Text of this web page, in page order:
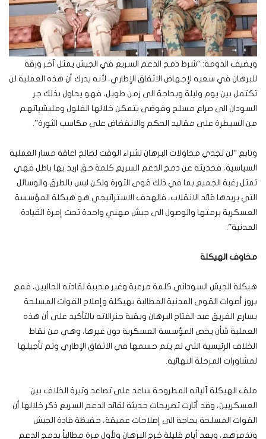
ويضيف الدومة: “شرط دمج الدعم السريع في الجيش يمثل آخر ورقة
للبرهان في سعيه لإجهاض الاتفاق الإطاري، لأنه يدرك أن هذه العملية لن
تكتمل بين يوم وليلة وبحاجة الى زمن طويل، فهو يحاول بذلك جر
السودان الى صراع مسلح وفوضى يتمكن خلالها الفلول ومليشياتهم
من السيطرة على مقاليد الحكم والانقضاض على مكاسب الثورة”.
وتابع “لن تجدي محاولات البرهان لشراء الوقت لصالح اعاقة مسار العملية
السياسية، فحديثه عن دمج الدعم السريع كلمة حق اريد بها باطل فهي
تمثل رغبة الجميع بما في ذلك قوى الثورة ولكن ليس بالطرق والوسائل
التي يريدها قائد الانقلاب، فالهدف الاستراتيجي هو هيكلة المؤسسة
العسكرية برمتها والوصول الى جيش مهني واحدة تحت إمرة القيادة
المدنية”.
مخاوف الهيكلة
هيكلة الجيش السوداني كلمة مرعبة وغير محببة لقادته الحاليين، فمع
بروز أصوات القوى المدنية المطالبة بهيكلة وإصلاح القوات المسلحة
يسارع الفريق عبد الفتاح البرهان وبقية جنرالاته بالتأكيد على أن هذه
العملية شأن يخص المؤسسة العسكرية دون غيرها، وهي من نقاط
الخلاف الرئيسية التي لم يتم حسمها في الاتفاق الإطاري وتم تأجيلها
لمشاورات المرحلة النهائية.
ملف الهيكلة آلياته المطروحة ساعد على تصاعد وتيرة الخلاف بين
العسكريين، وقد أثارت تصريحات حديثة لقائد الدعم السريع ذكر خلالها أن
القوات المسلحة بحاجة الى إصلاحات عميقة، حفيظة قادة الجيش
وتذمرهم، وبعد أيام قليلة خرج البرهان ولأول مرة مطالباً بدمج الدعم